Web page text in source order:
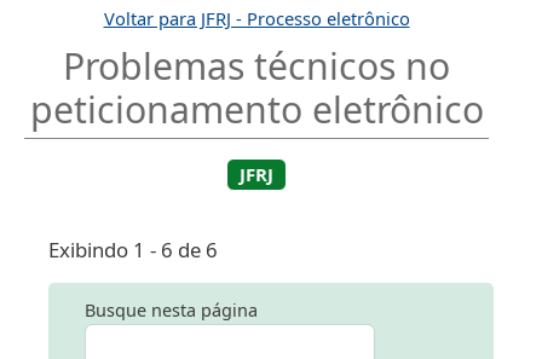
Voltar para JFRJ - Processo eletrônico
Problemas técnicos no
peticionamento eletrônico
JFRJ
Exibindo 1 - 6 de 6
Busque nesta página